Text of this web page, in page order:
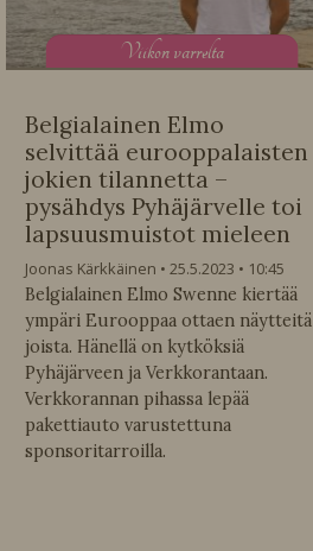
Viikon varrelta
Belgialainen Elmo
selvittää eurooppalaisten
jokien tilannetta –
pysähdys Pyhäjärvelle toi
lapsuusmuistot mieleen
Joonas Kärkkäinen 25.5.2023
10:45
Belgialainen Elmo Swenne kiertää
ympäri Eurooppaa ottaen näytteitä
joista. Hänellä on kytköksiä
Pyhäjärveen ja Verkkorantaan.
Verkkorannan pihassa lepää
pakettiauto varustettuna
sponsoritarroilla.